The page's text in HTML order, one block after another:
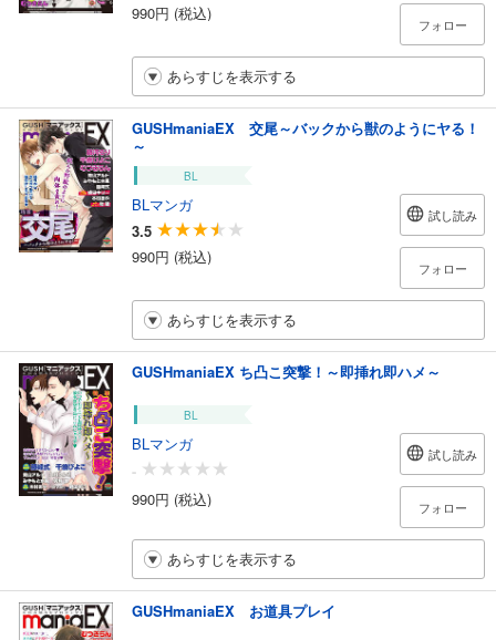
990円 (税込)
フォロー
あらすじを表示する
GUSHmaniaEX 交尾～バックから獣のようにヤる！
～
BL
BLマンガ
3.5
990円 (税込)
試し読み
フォロー
あらすじを表示する
GUSHmaniaEX ち凸こ突撃！～即挿れ即ハメ～
BL
BLマンガ
-
990円 (税込)
試し読み
フォロー
あらすじを表示する
GUSHmaniaEX お道具プレイ